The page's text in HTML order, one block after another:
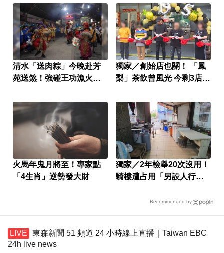
清水「送肉粽」今晚赴芳
苑送煞！強碰王功漁火節
獨家／創始店也關！ 「鳳
梨」茶飲曾風光 今剩3店苦
火馬年鬼月將至！專家點
「4生肖」逆勢發大財
獨家／2年檢舉20次沒用！
騎樓遭占用「另設人行
Recommended by
東森新聞 51 頻道 24 小時線上直播｜Taiwan EBC
24h live news